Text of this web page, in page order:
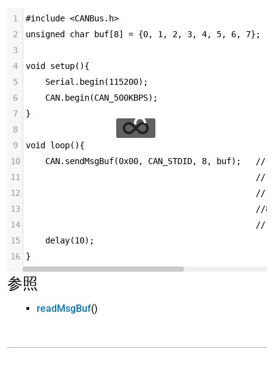
1
#include <CANBus.h>
2
unsigned char buf[8] = {0, 1, 2, 3, 4, 5, 6, 7};
3
4
void setup(){
5
    Serial.begin(115200);
6
    CAN.begin(CAN_500KBPS);
7
}
8
9
void loop(){
10
CAN.sendMsgBuf(0x00, CAN_STDID, 8, buf);   //
11
//
12
//
13
//8
14
//
15
    delay(10);
16
}
参照
readMsgBuf()